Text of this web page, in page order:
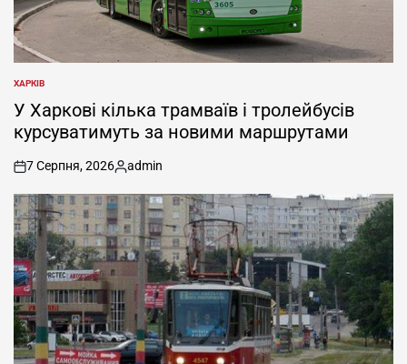
ОПУБЛІКУВАТИ
У
ХАРКІВ
У Харкові кілька трамваїв і тролейбусів
курсуватимуть за новими маршрутами
on
7 Серпня, 2026
Опубліковано
admin